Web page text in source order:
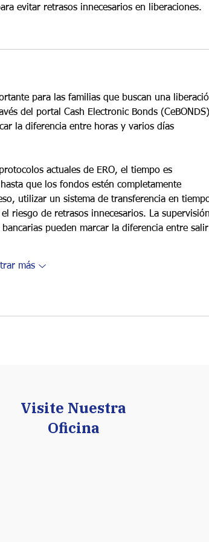
evitar retrasos innecesarios en liberaciones.
para las familias que buscan una
del portal Cash Electronic Bonds
la diferencia entre horas y varios días
actuales de ERO, el tiempo es
que los fondos estén completamente
utilizar un sistema de transferencia en
riesgo de retrasos innecesarios. La supervisión
pueden marcar la diferencia entre salir
más
Visite Nuestra
Oficina